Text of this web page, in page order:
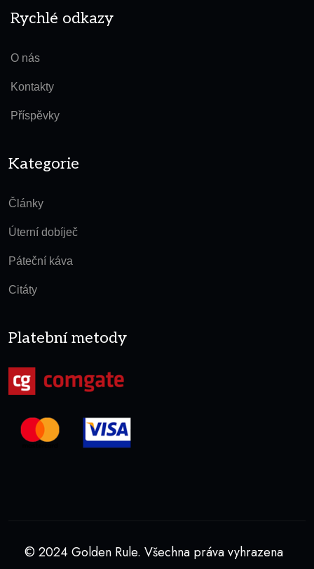
Rychlé odkazy
O nás
Kontakty
Příspěvky
Kategorie
Články
Úterní dobíječ
Páteční káva
Citáty
Platební metody
© 2024 Golden Rule. Všechna práva vyhrazena